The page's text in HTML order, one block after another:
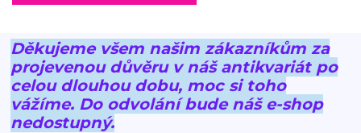
Děkujeme všem našim zákazníkům za
projevenou důvěru v náš antikvariát po
celou dlouhou dobu, moc si toho
vážíme. Do odvolání bude náš e-shop
nedostupný.